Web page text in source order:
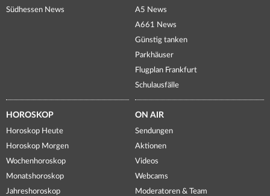
Südhessen News
A5 News
A661 News
Günstig tanken
Parkhäuser
Flugplan Frankfurt
Schulausfälle
HOROSKOP
Horoskop Heute
Horoskop Morgen
Wochenhoroskop
Monatshoroskop
Jahreshoroskop
ON AIR
Sendungen
Aktionen
Videos
Webcams
Moderatoren & Team